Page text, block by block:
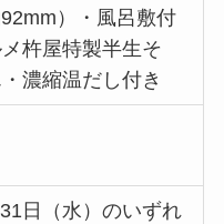
）・風呂敷付
杵屋特製半生そ
濃縮温だし付き
日（水）のいずれ